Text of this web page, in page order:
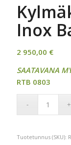
Inox
2 950,00 €
SAATAVANA
RTB 0803
Tuotetunnus (SKU):